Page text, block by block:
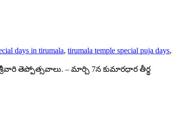
days in tirumala, tirumala temple special puja days,
శ్రీవారి తెప్పోత్సవాలు. – మార్చి 7న కుమారధార తీర్థ